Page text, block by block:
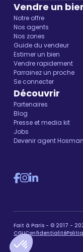
Vendre un
Notre offre
Nos agents
Nos zones
Guide du vendeur
Estimer un bien
Vendre rapidement
Parrainez un proche
Se connecter
Découvrir
Partenaires
Blog
Presse et media kit
Jobs
Devenir agent Hosman
Fait à Paris - © 2017 -
CGUConfidentialité